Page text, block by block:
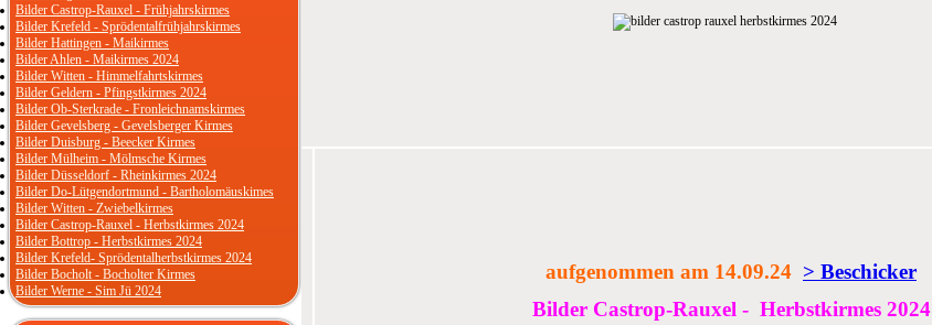
aufgenommen am 14.09.24 > Beschicker
Bilder Castrop-Rauxel - Herbstkirmes 2024
Bilder Castrop-Rauxel - Frühjahrskirmes
Bilder Krefeld - Sprödentalfrühjahrskirmes
Bilder Hattingen - Maikirmes
Bilder Ahlen - Maikirmes 2024
Bilder Witten - Himmelfahrtskirmes
Bilder Geldern - Pfingstkirmes 2024
Bilder Ob-Sterkrade - Fronleichnamskirmes
Bilder Gevelsberg - Gevelsberger Kirmes
Bilder Duisburg - Beecker Kirmes
Bilder Mülheim - Mölmsche Kirmes
Bilder Düsseldorf - Rheinkirmes 2024
Bilder Do-Lütgendortmund - Bartholomäuskimes
Bilder Witten - Zwiebelkirmes
Bilder Castrop-Rauxel - Herbstkirmes 2024
Bilder Bottrop - Herbstkirmes 2024
Bilder Krefeld- Sprödentalherbstkirmes 2024
Bilder Bocholt - Bocholter Kirmes
Bilder Werne - Sim Jü 2024